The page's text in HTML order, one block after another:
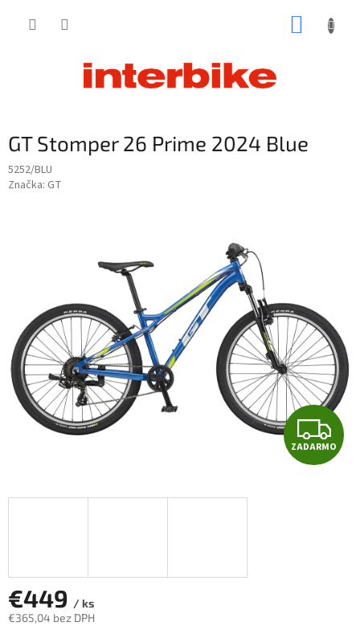
GT Stomper 26 Prime 2024 Blue
5252/BLU
Značka: GT
Z
A
ZADARMO
€449 / ks
€365,04 bez DPH